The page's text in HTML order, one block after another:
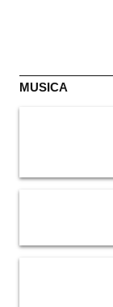
MUSICA